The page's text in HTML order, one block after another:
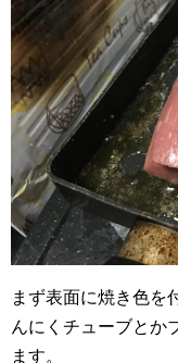
まず表面に焼き色を
んにくチューブとか
ます。